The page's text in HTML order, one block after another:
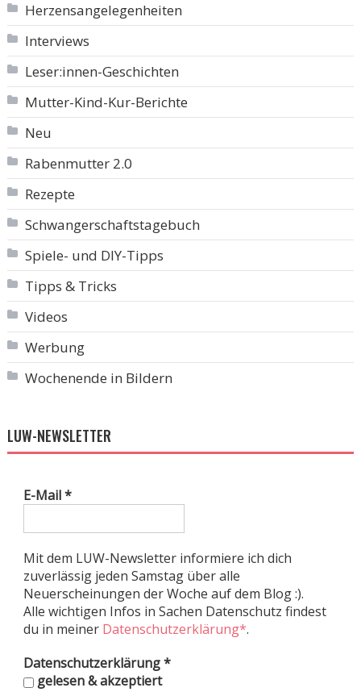
Herzensangelegenheiten
Interviews
Leser:innen-Geschichten
Mutter-Kind-Kur-Berichte
Neu
Rabenmutter 2.0
Rezepte
Schwangerschaftstagebuch
Spiele- und DIY-Tipps
Tipps & Tricks
Videos
Werbung
Wochenende in Bildern
LUW-NEWSLETTER
E-Mail*
Mit dem LUW-Newsletter informiere ich dich
zuverlässig jeden Samstag über alle
Neuerscheinungen der Woche auf dem Blog :).
Alle wichtigen Infos in Sachen Datenschutz findest
du in meiner Datenschutzerklärung*.
Datenschutzerklärung*
gelesen & akzeptiert